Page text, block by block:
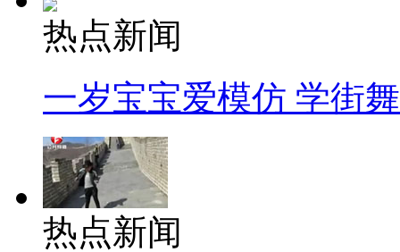
热点新闻
一岁宝宝爱模仿 学街
热点新闻